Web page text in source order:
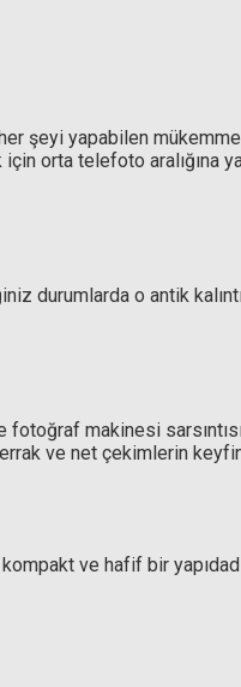
12.087,90 TL
şeyi yapabilen
orta telefoto aralığına
o antik
makinesi
ve net çekimlerin
ve hafif bir